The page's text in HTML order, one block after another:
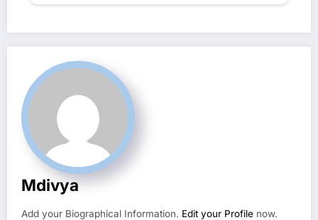
Mdivya
Add your Biographical Information. Edit your Profile now.